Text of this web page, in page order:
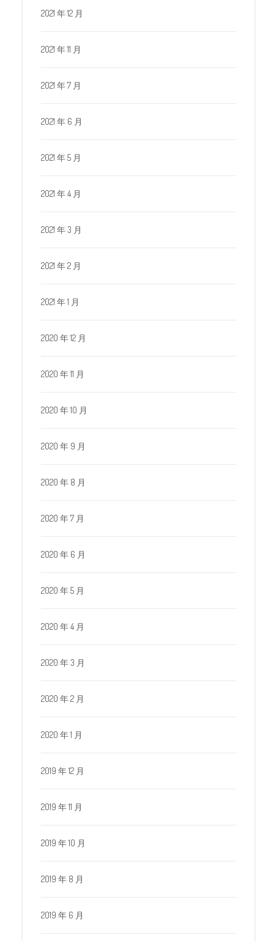
2021 年 12 月
2021 年 11 月
2021 年 7 月
2021 年 6 月
2021 年 5 月
2021 年 4 月
2021 年 3 月
2021 年 2 月
2021 年 1 月
2020 年 12 月
2020 年 11 月
2020 年 10 月
2020 年 9 月
2020 年 8 月
2020 年 7 月
2020 年 6 月
2020 年 5 月
2020 年 4 月
2020 年 3 月
2020 年 2 月
2020 年 1 月
2019 年 12 月
2019 年 11 月
2019 年 10 月
2019 年 8 月
2019 年 6 月